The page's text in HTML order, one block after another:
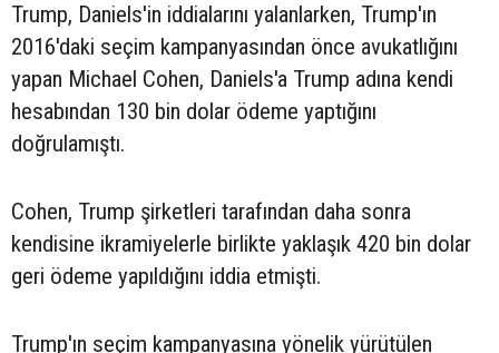
Trump, Daniels'in iddialarını yalanlarken, Trump'ın
2016'daki seçim kampanyasından önce avukatlığını
yapan Michael Cohen, Daniels'a Trump adına kendi
hesabından 130 bin dolar ödeme yaptığını
doğrulamıştı.
Cohen, Trump şirketleri tarafından daha sonra
kendisine ikramiyelerle birlikte yaklaşık 420 bin dolar
geri ödeme yapıldığını iddia etmişti.
Trump'ın seçim kampanyasına yönelik yürütülen